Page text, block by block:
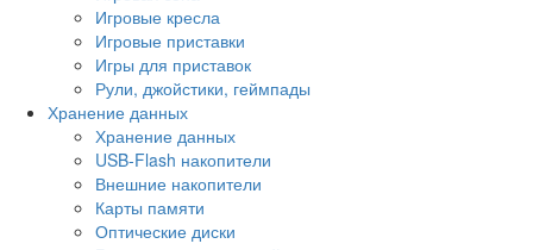
Игровые кресла
Игровые приставки
Игры для приставок
Рули, джойстики, геймпады
Хранение данных
Хранение данных
USB-Flash накопители
Внешние накопители
Карты памяти
Оптические диски